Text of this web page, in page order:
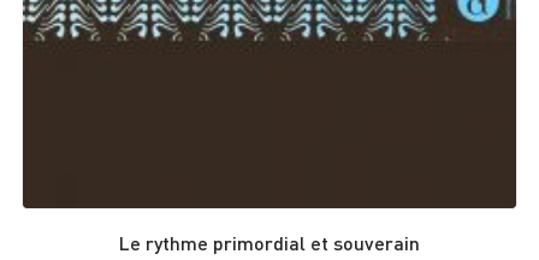
Le rythme primordial et souverain